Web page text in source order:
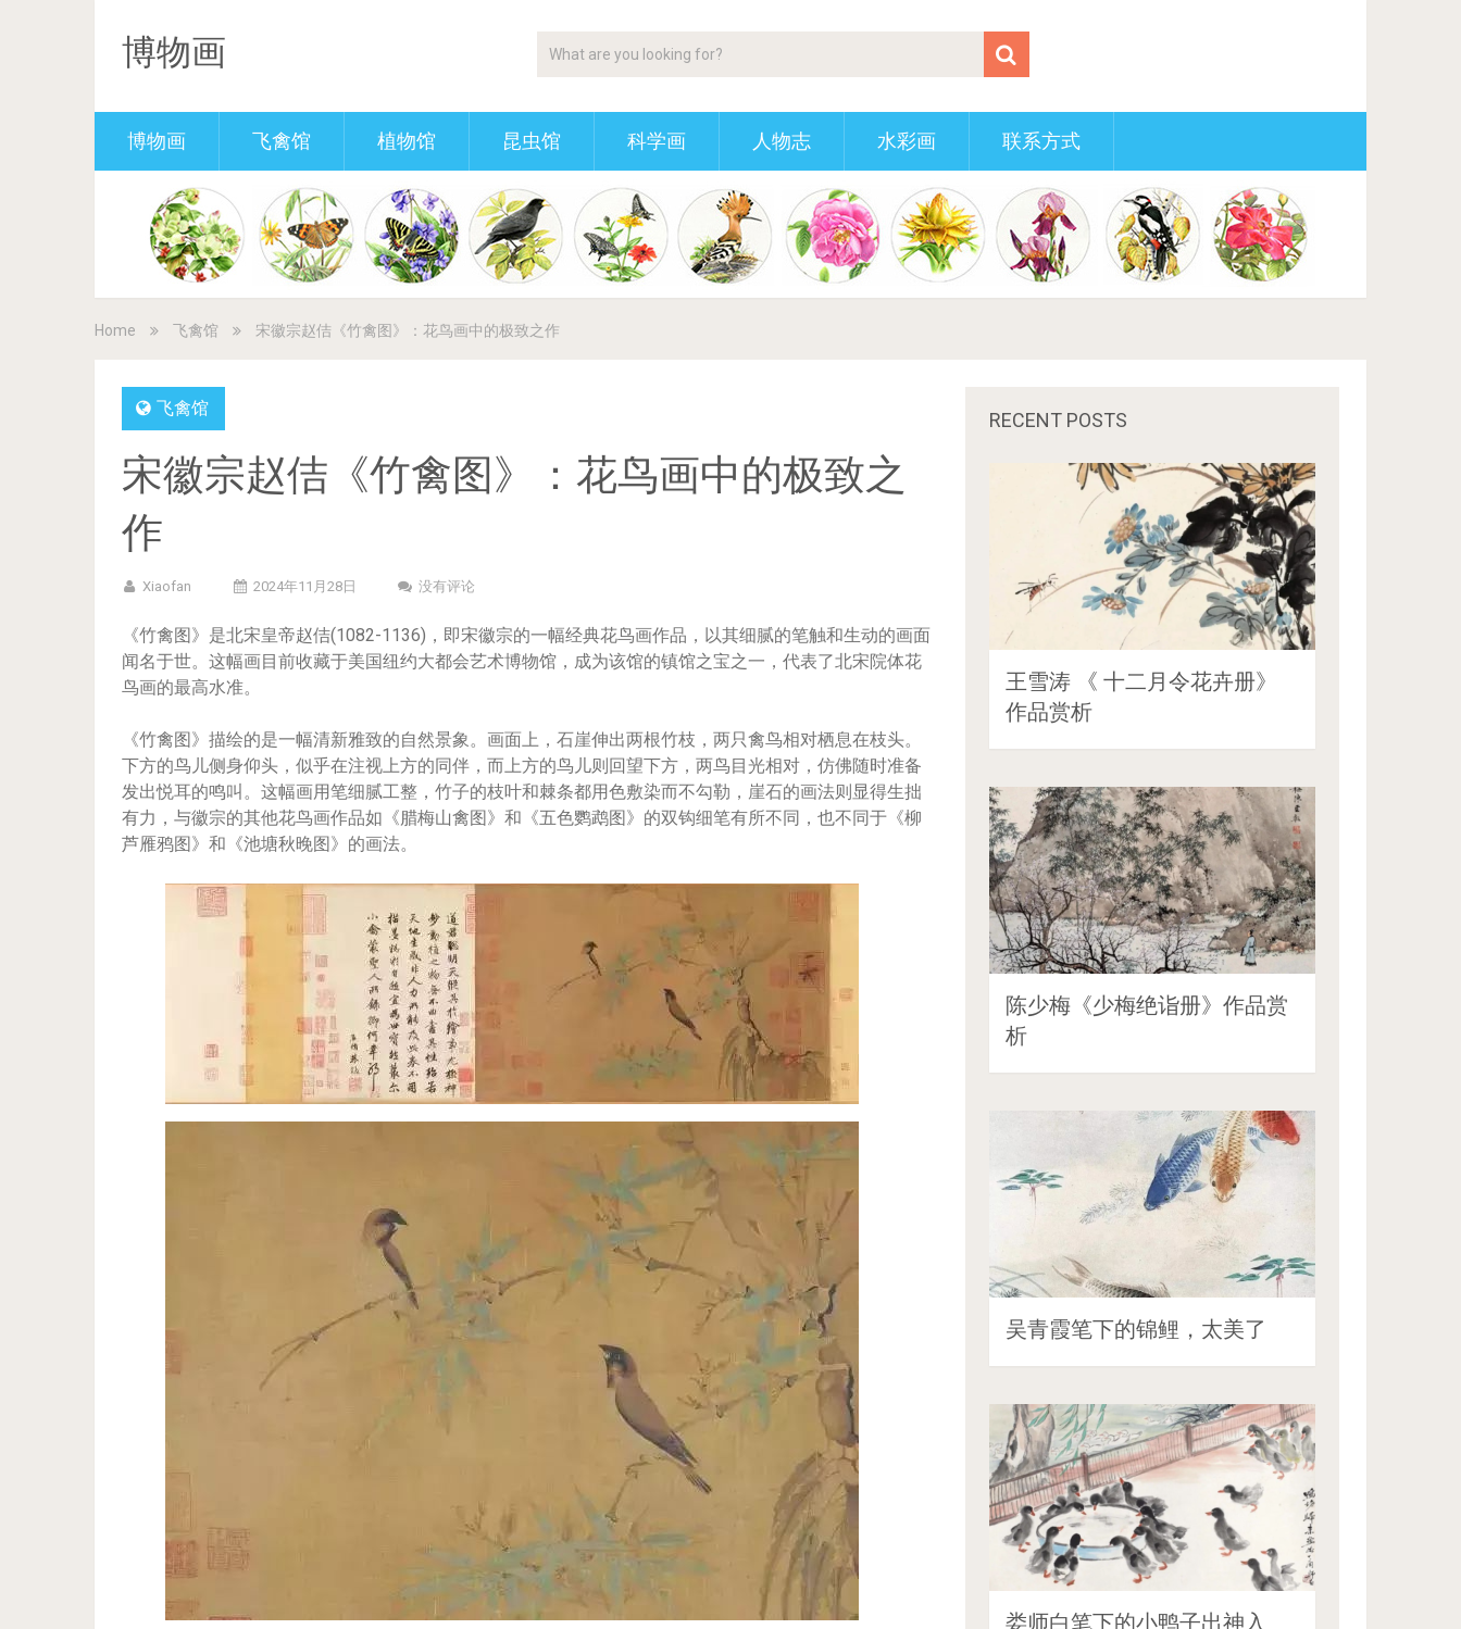
博物画
博物画 飞禽馆 植物馆 昆虫馆 科学画 人物志 水彩画 联系方式
Home 飞禽馆 宋徽宗赵佶《竹禽图》：花鸟画中的极致之作
飞禽馆
宋徽宗赵佶《竹禽图》：花鸟画中的极致之
作
Xiaofan 2024年11月28日 没有评论
《竹禽图》是北宋皇帝赵佶(1082-1136)，即宋徽宗的一幅经典花鸟画作品，以其细腻的笔触和生动的画面
闻名于世。这幅画目前收藏于美国纽约大都会艺术博物馆，成为该馆的镇馆之宝之一，代表了北宋院体花
鸟画的最高水准。
《竹禽图》描绘的是一幅清新雅致的自然景象。画面上，石崖伸出两根竹枝，两只禽鸟相对栖息在枝头。
下方的鸟儿侧身仰头，似乎在注视上方的同伴，而上方的鸟儿则回望下方，两鸟目光相对，仿佛随时准备
发出悦耳的鸣叫。这幅画用笔细腻工整，竹子的枝叶和棘条都用色敷染而不勾勒，崖石的画法则显得生拙
有力，与徽宗的其他花鸟画作品如《腊梅山禽图》和《五色鹦鹉图》的双钩细笔有所不同，也不同于《柳
芦雁鸦图》和《池塘秋晚图》的画法。
RECENT POSTS
王雪涛 《 十二月令花卉册》
作品赏析
陈少梅《少梅绝诣册》作品赏
析
吴青霞笔下的锦鲤，太美了
娄师白笔下的小鸭子出神入